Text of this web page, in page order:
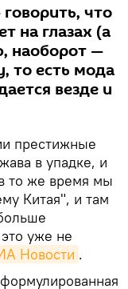
что
на глазах (а
наоборот —
то есть мода
везде и
престижные
в упадке, и
то же время мы
Китая", и там
уже не
Новости .